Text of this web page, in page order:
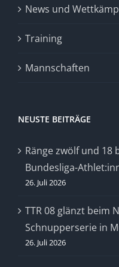
News und
Training
Mannschaften
NEUSTE BEITRÄGE
Ränge zwölf und 18
Bundesliga-
26. Juli 2026
TTR 08 glänzt beim
Schnupperserie in
26. Juli 2026